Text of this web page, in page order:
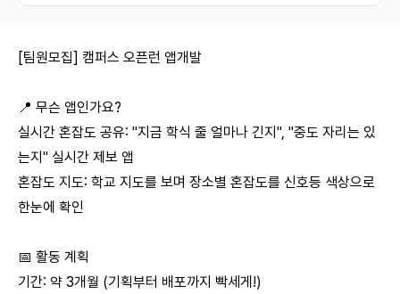
[팀원모집] 캠퍼스 오픈런 앱개발
📍 무슨 앱인가요?
실시간 혼잡도 공유: "지금 학식 줄 얼마나 긴지", "중도 자리는 있
는지" 실시간 제보 앱
혼잡도 지도: 학교 지도를 보며 장소별 혼잡도를 신호등 색상으로
한눈에 확인
📅 활동 계획
기간: 약 3개월 (기획부터 배포까지 빡세게!)